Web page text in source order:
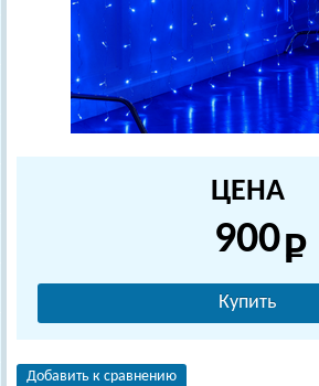
ЦЕНА
900
Купить
Добавить к сравнению